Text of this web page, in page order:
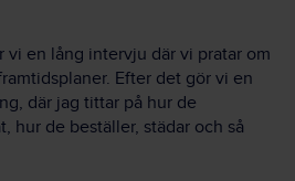
en lång intervju där vi pratar om
Efter det gör vi en
där jag tittar på hur de
hur de beställer, städar och så